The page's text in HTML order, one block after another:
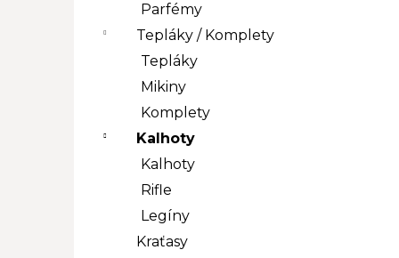
Parfémy
Tepláky / Komplety
Tepláky
Mikiny
Komplety
Kalhoty
Kalhoty
Rifle
Legíny
Kraťasy